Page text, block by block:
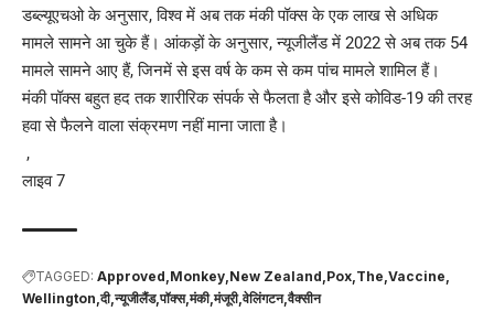
डब्ल्यूएचओ के अनुसार, विश्व में अब तक मंकी पॉक्स के एक लाख से अधिक
मामले सामने आ चुके हैं। आंकड़ों के अनुसार, न्यूजीलैंड में 2022 से अब तक 54
मामले सामने आए हैं, जिनमें से इस वर्ष के कम से कम पांच मामले शामिल हैं।
मंकी पॉक्स बहुत हद तक शारीरिक संपर्क से फैलता है और इसे कोविड-19 की तरह
हवा से फैलने वाला संक्रमण नहीं माना जाता है।
,
लाइव 7
TAGGED: Approved Monkey New Zealand Pox The Vaccine
Wellington दी न्यूजीलैंड पॉक्स मंकी मंजूरी वेलिंगटन वैक्सीन